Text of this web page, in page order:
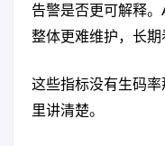
告警是否更可解释
整体更难维护，长期
这些指标没有生码
里讲清楚。